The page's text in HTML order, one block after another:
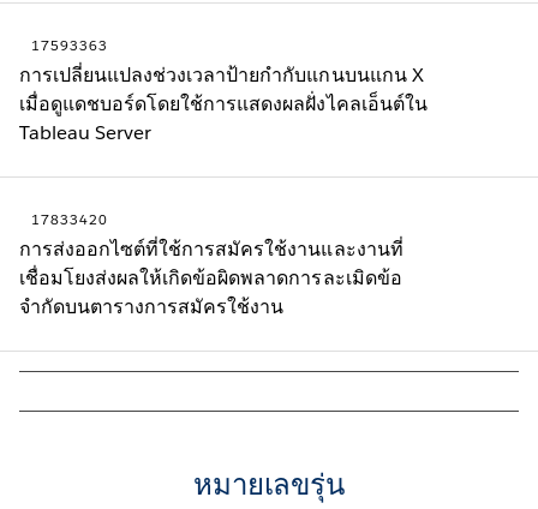
17593363
การเปลี่ยนแปลงช่วงเวลาป้ายกำกับแกนบนแกน X
เมื่อดูแดชบอร์ดโดยใช้การแสดงผลฝั่งไคลเอ็นต์ใน
Tableau Server
17833420
การส่งออกไซต์ที่ใช้การสมัครใช้งานและงานที่
เชื่อมโยงส่งผลให้เกิดข้อผิดพลาดการละเมิดข้อ
จำกัดบนตารางการสมัครใช้งาน
หมายเลขรุ่น